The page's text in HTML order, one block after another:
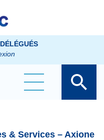
& Services – Axione